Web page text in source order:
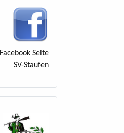
Facebook Seite
SV-Staufen